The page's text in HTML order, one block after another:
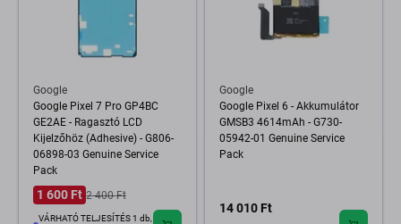
Google
Google Pixel 7 Pro GP4BC
GE2AE - Ragasztó LCD
Kijelzőhöz (Adhesive) - G806-
06898-03 Genuine Service
Pack
1 600 Ft 2 400 Ft
VÁRHATÓ TELJESÍTÉS 1 db,
Google
Google Pixel 6 - Akkumulátor
GMSB3 4614mAh - G730-
05942-01 Genuine Service
Pack
14 010 Ft